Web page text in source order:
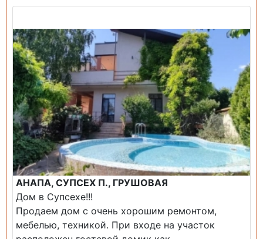
АНАПА, СУПСЕХ П., ГРУШОВАЯ
Дом в Супсехе!!!
Продаем дом с очень хорошим ремонтом,
мебелью, техникой. При входе на участок